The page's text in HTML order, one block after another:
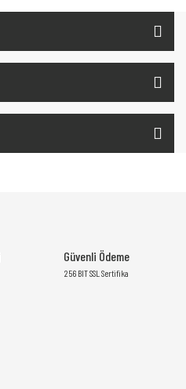
Güvenli Ödeme
256 BIT SSL Sertifika